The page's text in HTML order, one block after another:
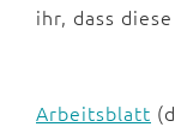
ihr, dass
Arbeitsblatt